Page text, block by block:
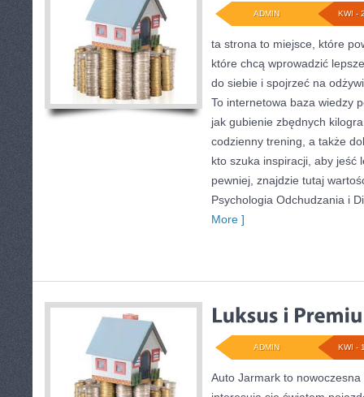
KWI -
ADMIN
ta strona to miejsce, które
które chcą wprowadzić
do siebie i spojrzeć na
To internetowa baza wiedzy
jak gubienie zbędnych
codzienny trening, a także
kto szuka inspiracji, aby jeść
pewniej, znajdzie tutaj
Psychologia Odchudzania i
More ]
KWI -
ADMIN
Auto Jarmark to